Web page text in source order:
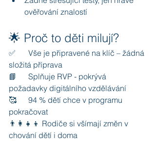
ověřování znalostí
🌟 Proč to děti milují?
✅ 	Vše je připravené na klíč – žádná
složitá příprava
📘 	Splňuje RVP - pokrývá
požadavky digitálního vzdělávání
🥰 	94 % dětí chce v programu
pokračovat
👨‍👩‍👧‍👦 Rodiče si všímají změn v
chování dětí i doma